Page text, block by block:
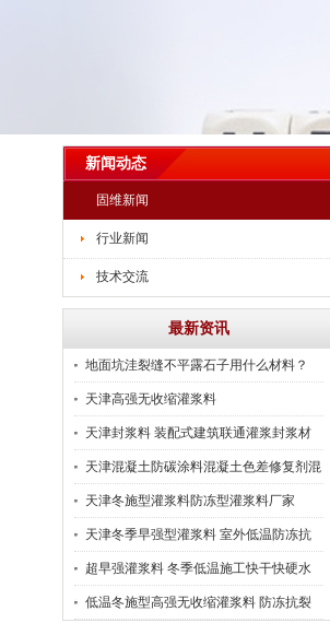
新闻动态
固维新闻
行业新闻
技术交流
最新资讯
地面坑洼裂缝不平露石子用什么材料？
天津高强无收缩灌浆料
天津封浆料 装配式建筑联通灌浆封浆材
料
天津混凝土防碳涂料混凝土色差修复剂混
凝土清水涂料
天津冬施型灌浆料防冻型灌浆料厂家
天津冬季早强型灌浆料 室外低温防冻抗
裂灌浆料
超早强灌浆料 冬季低温施工快干快硬水
泥基灌浆材料
低温冬施型高强无收缩灌浆料 防冻抗裂